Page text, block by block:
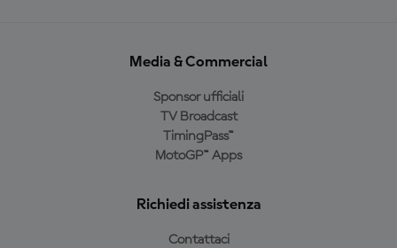
Media & Commercial
Sponsor ufficiali
TV Broadcast
TimingPass™
MotoGP™ Apps
Richiedi assistenza
Contattaci